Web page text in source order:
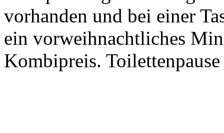
vorhanden und bei einer
ein vorweihnachtliches
Kombipreis.